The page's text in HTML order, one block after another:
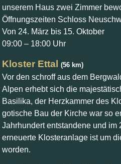
unserem Haus zwei Zimmer
Öffnungszeiten Schloss
Von 24. März bis 15. Oktober
09:00 – 18:00 Uhr
Kloster Ettal (56 km)
Vor den schroff aus dem
Alpen erhebt sich die
Basilika, der Herzkammer des
gotische Bau der Kirche war so
Jahrhundert entstandene und im
erneuerte Klosteranlage ist um
worden.